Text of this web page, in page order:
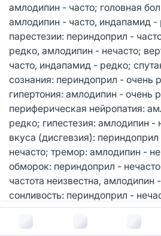
В корзину за
амлодипин - часто; головная
амлодипин - часто, индапамид -
парестезии: периндоприл -
редко, амлодипин - нечасто;
часто, индапамид - редко;
сознания: периндоприл - очень
гипертония: амлодипин - очень
периферическая нейропатия:
редко; гипестезия: амлодипин -
вкуса (дисгевзия):
нечасто; тремор: амлодипин -
обморок: периндоприл -
частота неизвестна, амлодипин
сонливость: периндоприл -
часто, экстрапирамидные